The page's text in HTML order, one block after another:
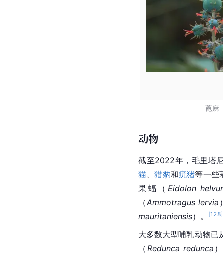
蓖麻
动物
截至2022年，毛里塔
猫 、猎豹和疣猪等一些
果蝠（ Eidolon
（Ammotragus lervia
mauritaniensis）。 [128]
大多数大型哺乳动物已
（ Redunca redunca